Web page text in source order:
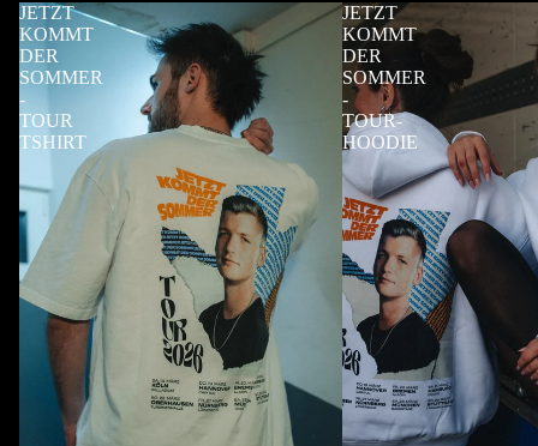
JETZT
KOMMT
DER
SOMMER
-
TOUR
TSHIRT
JETZT
KOMMT
DER
SOMMER
-
TOUR-
HOODIE